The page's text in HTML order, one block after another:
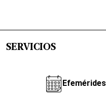
SERVICIOS
Efemérides